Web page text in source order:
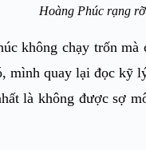
Hoàng Phúc rạng
không chạy trốn
mình quay lại đọc kỹ
là không được sợ